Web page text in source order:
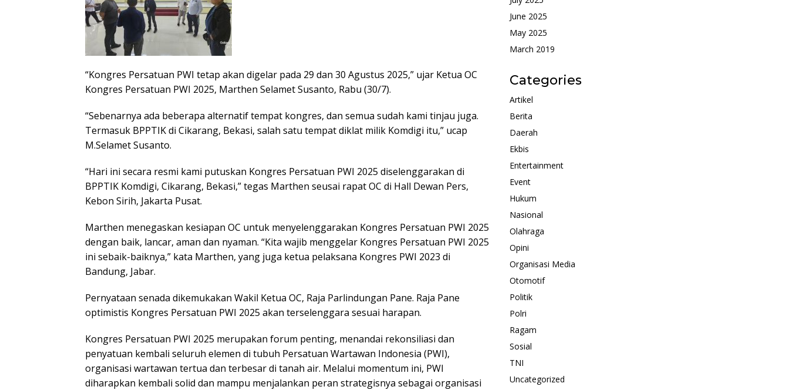
“Kongres Persatuan PWI tetap akan digelar pada 29 dan 30 Agustus 2025,” ujar Ketua OC
Kongres Persatuan PWI 2025, Marthen Selamet Susanto, Rabu (30/7).
“Sebenarnya ada beberapa alternatif tempat kongres, dan semua sudah kami tinjau juga.
Termasuk BPPTIK di Cikarang, Bekasi, salah satu tempat diklat milik Komdigi itu,” ucap
M.Selamet Susanto.
“Hari ini secara resmi kami putuskan Kongres Persatuan PWI 2025 diselenggarakan di
BPPTIK Komdigi, Cikarang, Bekasi,” tegas Marthen seusai rapat OC di Hall Dewan Pers,
Kebon Sirih, Jakarta Pusat.
Marthen menegaskan kesiapan OC untuk menyelenggarakan Kongres Persatuan PWI 2025
dengan baik, lancar, aman dan nyaman. “Kita wajib menggelar Kongres Persatuan PWI 2025
ini sebaik-baiknya,” kata Marthen, yang juga ketua pelaksana Kongres PWI 2023 di
Bandung, Jabar.
Pernyataan senada dikemukakan Wakil Ketua OC, Raja Parlindungan Pane. Raja Pane
optimistis Kongres Persatuan PWI 2025 akan terselenggara sesuai harapan.
Kongres Persatuan PWI 2025 merupakan forum penting, menandai rekonsiliasi dan
penyatuan kembali seluruh elemen di tubuh Persatuan Wartawan Indonesia (PWI),
organisasi wartawan tertua dan terbesar di tanah air. Melalui momentum ini, PWI
diharapkan kembali solid dan mampu menjalankan peran strategisnya sebagai organisasi
June 2025
May 2025
March 2019
Categories
Artikel
Berita
Daerah
Ekbis
Entertainment
Event
Hukum
Nasional
Olahraga
Opini
Organisasi Media
Otomotif
Politik
Polri
Ragam
Sosial
TNI
Uncategorized